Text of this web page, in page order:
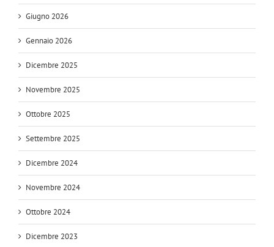
Giugno 2026
Gennaio 2026
Dicembre 2025
Novembre 2025
Ottobre 2025
Settembre 2025
Dicembre 2024
Novembre 2024
Ottobre 2024
Dicembre 2023